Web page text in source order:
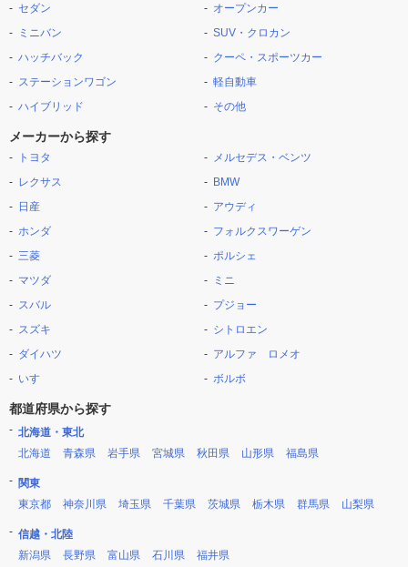
セダン
ミニバン
ハッチバック
ステーションワゴン
ハイブリッド
オープンカー
SUV・クロカン
クーペ・スポーツカー
軽自動車
その他
メーカーから探す
トヨタ
レクサス
日産
ホンダ
三菱
マツダ
スバル
スズキ
ダイハツ
いすゞ
メルセデス・ベンツ
BMW
アウディ
フォルクスワーゲン
ポルシェ
ミニ
プジョー
シトロエン
アルファ ロメオ
ボルボ
都道府県から探す
北海道・東北
北海道
青森県 岩手県 宮城県 秋田県 山形県 福島県
関東
東京都
神奈川県 埼玉県 千葉県 茨城県 栃木県 群馬県 山梨県
信越・北陸
新潟県
長野県 富山県 石川県 福井県